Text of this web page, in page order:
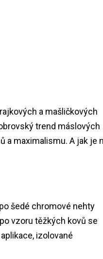
a mašličkových
trend máslových
a maximalismu. A jak je
šedé chromové nehty
vzoru těžkých kovů se
izolované